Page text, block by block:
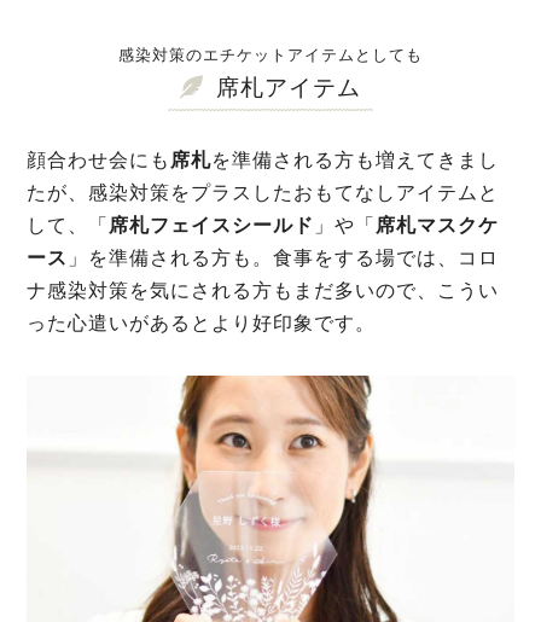
感染対策のエチケットアイテムとしても
席札アイテム
顔合わせ会にも 席札を準備される方も増えてきまし
たが、感染対策をプラスしたおもてなしアイテムと
して、「 席札フェイスシールド 」や「 席札マスクケ
ース 」を準備される方も。食事をする場では、コロ
ナ感染対策を気にされる方もまだ多いので、こうい
った心遣いがあるとより好印象です。